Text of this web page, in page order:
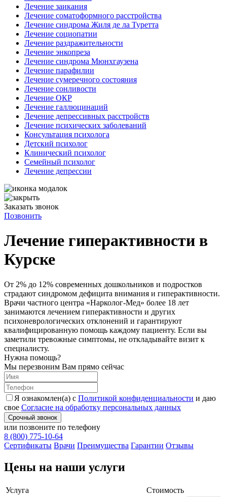
Лечение заикания
Лечение соматоформного расстройства
Лечение синдрома Жиля де ла Туретта
Лечение социопатии
Лечение раздражительности
Лечение энкопреза
Лечение синдрома Мюнхгаузена
Лечение парафилии
Лечение сумеречного состояния
Лечение сонливости
Лечение ОКР
Лечение галлюцинаций
Лечение депрессивных расстройств
Лечение психических заболеваний
Консультация психолога
Детский психолог
Клинический психолог
Семейный психолог
Лечение депрессии
Заказать звонок
Позвонить
Лечение гиперактивности в
Курске
От 2% до 12% современных дошкольников и подростков
страдают синдромом дефицита внимания и гиперактивности.
Врачи частного центра «Нарколог-Мед» более 18 лет
занимаются лечением гиперактивности и других
психоневрологических отклонений и гарантируют
квалифицированную помощь каждому пациенту. Если вы
заметили тревожные симптомы, не откладывайте визит к
специалисту.
Нужна помощь?
Мы перезвоним Вам прямо сейчас
Я ознакомлен(а) с Политикой конфиденциальности и даю
свое Согласие на обработку персональных данных
Срочный звонок
или позвоните по телефону
8 (800) 775-10-64
Cертификаты Врачи Преимущества Гарантии Отзывы
Цены на наши услуги
Услуга
Стоимость